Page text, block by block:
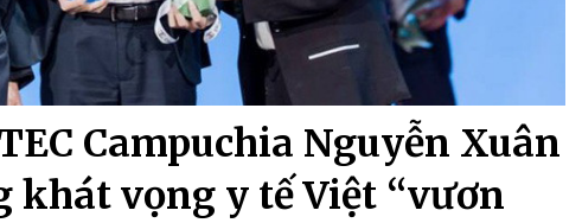
Campuchia Nguyễn Xuân
khát vọng y tế Việt “vươn